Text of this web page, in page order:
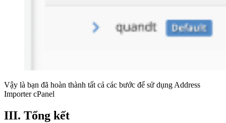
Vậy là bạn đã hoàn thành tất cả các bước để sử dụng Address
Importer cPanel
III. Tổng kết